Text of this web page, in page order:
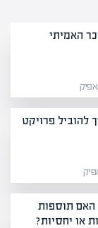
האמיתי
להוביל פרויקט
האם תוספות
או יחסיות?